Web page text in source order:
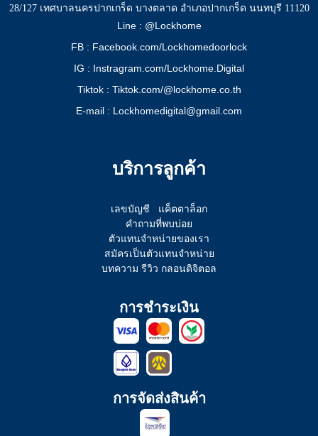
28/127 เทศบาลนครปากเกร็ด บางตลาด อำเภอปากเกร็ด นนทบุรี 11120
Line : @Lockhome
FB : Facebook.com/Lockhomedoorlock
IG : Instragram.com/Lockhome.Digital
Tiktok : Tiktok.com/@lockhome.co.th
E-mail : Lockhomedigital@gmail.com
บริการลูกค้า
เลขบัญชี
แค็ตตาล็อก
คำถามที่พบบ่อย
ตัวแทนจำหน่ายของเรา
สมัครเป็นตัวแทนจำหน่าย
บทความ รีวิว กลอนดิจิตอล
การชำระเงิน
การจัดส่งสินค้า